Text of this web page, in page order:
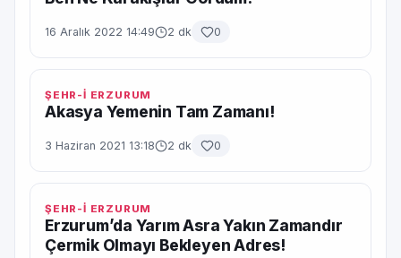
16 Aralık 2022 14:49 2 dk 0
ŞEHR-İ ERZURUM
Akasya Yemenin Tam Zamanı!
3 Haziran 2021 13:18 2 dk 0
ŞEHR-İ ERZURUM
Erzurum’da Yarım Asra Yakın Zamandır
Çermik Olmayı Bekleyen Adres!